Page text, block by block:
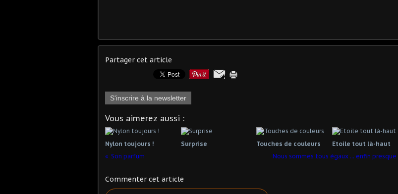
Partager cet article
S'inscrire à la newsletter
Vous aimerez aussi :
Nylon toujours ! Surprise Touches de couleurs
Etoile tout là-haut
Son parfum
Nous sommes tous égaux ... enfin presque
Commenter cet article